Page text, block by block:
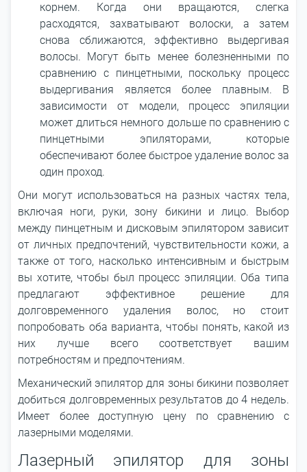
корнем. Когда они вращаются, слегка
расходятся, захватывают волоски, а затем
снова сближаются, эффективно выдергивая
волосы. Могут быть менее болезненными по
сравнению с пинцетными, поскольку процесс
выдергивания является более плавным. В
зависимости от модели, процесс эпиляции
может длиться немного дольше по сравнению с
пинцетными эпиляторами, которые
обеспечивают более быстрое удаление волос за
один проход.
Они могут использоваться на разных частях тела,
включая ноги, руки, зону бикини и лицо. Выбор
между пинцетным и дисковым эпилятором зависит
от личных предпочтений, чувствительности кожи, а
также от того, насколько интенсивным и быстрым
вы хотите, чтобы был процесс эпиляции. Оба типа
предлагают эффективное решение для
долговременного удаления волос, но стоит
попробовать оба варианта, чтобы понять, какой из
них лучше всего соответствует вашим
потребностям и предпочтениям.
Механический эпилятор для зоны бикини позволяет
добиться долговременных результатов до 4 недель.
Имеет более доступную цену по сравнению с
лазерными моделями.
Лазерный эпилятор для зоны